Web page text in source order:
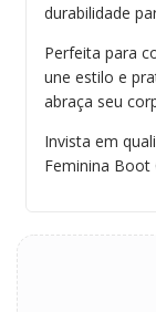
durabilidade
Perfeita para
une estilo e
abraça seu
Invista em
Feminina Boot